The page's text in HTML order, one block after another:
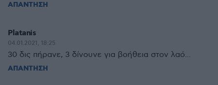
ΑΠΑΝΤΗΣΗ
Platanis
04.01.2021, 18:25
30 δις πήρανε, 3 δίνουνε για βοήθεια στον λαό...
ΑΠΑΝΤΗΣΗ